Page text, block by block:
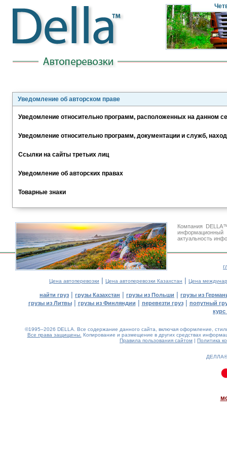
Уведомление об авторском праве
Уведомление относительно программ, расположенных на данном
Уведомление относительно программ, документации и служб,
Ссылки на сайты третьих лиц
Уведомление об авторских правах
Товарные знаки
Компания
актуальность
Цена автоперевозки | Цена автоперевозки Казахстан | Цена
найти груз | грузы Казахстан | грузы из Польши | грузы из
грузы из Литвы| грузы из Финляндии | перевезти груз| попутный
курс
©1995–2026 DELLA. Все содержание данного сайта, включая оформление,
Все права защищены. Копирование и размещение в других средствах
Правила пользования сайтом | Политика